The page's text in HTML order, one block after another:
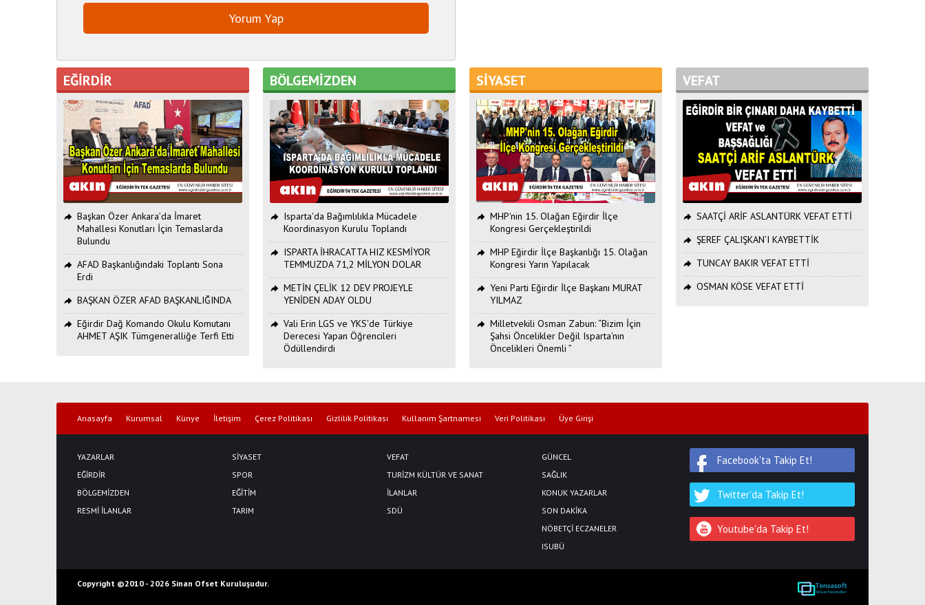
EĞİRDİR
Başkan Özer Ankara’da İmaret
Mahallesi Konutları İçin Temaslarda
Bulundu
AFAD Başkanlığındaki Toplantı Sona
Erdi
BAŞKAN ÖZER AFAD BAŞKANLIĞINDA
Eğirdir Dağ Komando Okulu Komutanı
AHMET AŞIK Tümgeneralliğe Terfi Etti
BÖLGEMİZDEN
Isparta'da Bağımlılıkla Mücadele
Koordinasyon Kurulu Toplandı
ISPARTA İHRACATTA HIZ KESMİYOR
TEMMUZDA 71,2 MİLYON DOLAR
METİN ÇELİK 12 DEV PROJEYLE
YENİDEN ADAY OLDU
Vali Erin LGS ve YKS'de Türkiye
Derecesi Yapan Öğrencileri
Ödüllendirdi
SİYASET
MHP'nin 15. Olağan Eğirdir İlçe
Kongresi Gerçekleştirildi
MHP Eğirdir İlçe Başkanlığı 15. Olağan
Kongresi Yarın Yapılacak
Yeni Parti Eğirdir İlçe Başkanı MURAT
YILMAZ
Milletvekili Osman Zabun: “Bizim İçin
Şahsi Öncelikler Değil Isparta’nın
Öncelikleri Önemli ”
VEFAT
SAATÇİ ARİF ASLANTÜRK VEFAT ETTİ
ŞEREF ÇALIŞKAN’I KAYBETTİK
TUNCAY BAKIR VEFAT ETTİ
OSMAN KÖSE VEFAT ETTİ
Anasayfa Kurumsal Künye İletişim Çerez Politikası Gizlilik Politikası Kullanım Şartnamesi Veri Politikası Üye Girişi
YAZARLAR
EĞİRDİR
BÖLGEMİZDEN
RESMİ İLANLAR
SİYASET
SPOR
EĞİTİM
TARIM
VEFAT
TURİZM KÜLTÜR VE SANAT
İLANLAR
SDÜ
GÜNCEL
SAĞLIK
KONUK YAZARLAR
SON DAKİKA
NÖBETÇİ ECZANELER
ISUBÜ
Facebook'ta Takip Et!
Twitter'da Takip Et!
Youtube'da Takip Et!
Copyright ©2010 - 2026 Sinan Ofset Kuruluşudur.